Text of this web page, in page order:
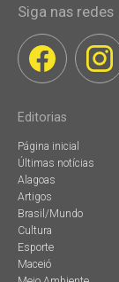
Siga nas redes
Editorias
Página inicial
Últimas notícias
Alagoas
Artigos
Brasil/Mundo
Cultura
Esporte
Maceió